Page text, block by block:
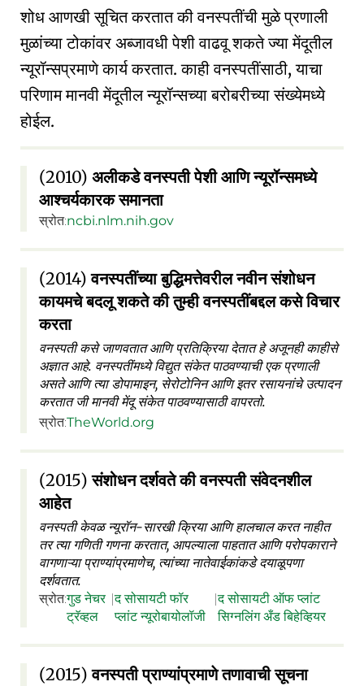
शोध आणखी सूचित करतात की वनस्पतींची मुळे प्रणाली
मुळांच्या टोकांवर अब्जावधी पेशी वाढवू शकते ज्या मेंदूतील
न्यूरॉन्सप्रमाणे कार्य करतात. काही वनस्पतींसाठी, याचा
परिणाम मानवी मेंदूतील न्यूरॉन्सच्या बरोबरीच्या संख्येमध्ये
होईल.
(2010) अलीकडे वनस्पती पेशी आणि न्यूरॉन्समध्ये
आश्चर्यकारक समानता
स्रोत:ncbi.nlm.nih.gov
(2014)वनस्पतींच्या बुद्धिमत्तेवरील नवीन संशोधन
कायमचे बदलू शकते की तुम्ही वनस्पतींबद्दल कसे विचार
करता
वनस्पती कसे जाणवतात आणि प्रतिक्रिया देतात हे अजूनही काहीसे
अज्ञात आहे. वनस्पतींमध्ये विद्युत संकेत पाठवण्याची एक प्रणाली
असते आणि त्या डोपामाइन, सेरोटोनिन आणि इतर रसायनांचे उत्पादन
करतात जी मानवी मेंदू संकेत पाठवण्यासाठी वापरतो.
स्रोत:TheWorld.org
(2015)संशोधन दर्शवते की वनस्पती संवेदनशील
आहेत
वनस्पती केवळ न्यूरॉन-सारखी क्रिया आणि हालचाल करत नाहीत
तर त्या गणिती गणना करतात, आपल्याला पाहतात आणि परोपकाराने
वागणाऱ्या प्राण्यांप्रमाणेच, त्यांच्या नातेवाईकांकडे दयाळूपणा
दर्शवतात.
स्रोत:गुड नेचर
ट्रॅव्हल
|द सोसायटी फॉर
प्लांट न्यूरोबायोलॉजी
|द सोसायटी ऑफ प्लांट
सिग्नलिंग अँड बिहेव्हियर
(2015)वनस्पती प्राण्यांप्रमाणे तणावाची सूचना